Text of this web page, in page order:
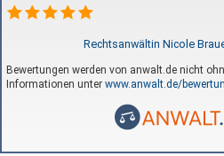
Rechtsanwältin Nicole
Bewertungen werden von anwalt.de nicht
Informationen unter www.anwalt.de/